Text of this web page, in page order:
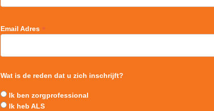
Email Adres *
Wat is de reden dat u zich inschrijft?
Ik ben zorgprofessional
Ik heb ALS